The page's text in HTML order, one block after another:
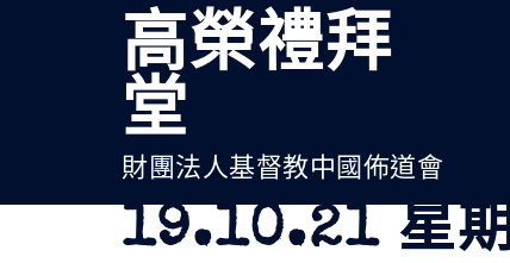
高榮禮拜
堂
財團法人基督教中國佈道會
19.10.21 星